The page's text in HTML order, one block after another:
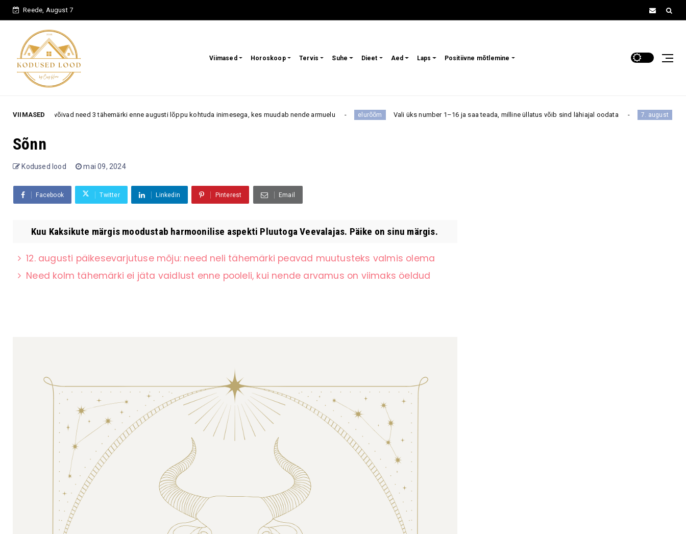
Reede, August 7
Viimased Horoskoop Tervis Suhe Dieet Aed Laps Positiivne mõtlemine
VIIMASED
võivad need 3 tähemärki enne augusti lõppu kohtuda inimesega, kes muudab nende armuelu elurõõm Vali üks number 1–16 ja saa teada, milline üllatus võib sind lähiajal oodata 7. august
Sõnn
Kodused lood mai 09, 2024
Facebook Twitter Linkedin Pinterest Email
Kuu Kaksikute märgis moodustab harmoonilise aspekti Pluutoga Veevalajas. Päike on sinu märgis.
12. augusti päikesevarjutuse mõju: need neli tähemärki peavad muutusteks valmis olema
Need kolm tähemärki ei jäta vaidlust enne pooleli, kui nende arvamus on viimaks öeldud